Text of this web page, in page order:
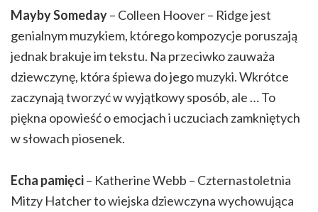
Mayby Someday– Colleen Hoover – Ridge jest
genialnym muzykiem, którego kompozycje poruszają
jednak brakuje im tekstu. Na przeciwko zauważa
dziewczynę, która śpiewa do jego muzyki. Wkrótce
zaczynają tworzyć w wyjątkowy sposób, ale … To
piękna opowieść o emocjach i uczuciach zamkniętych
w słowach piosenek.
Echa pamięci– Katherine Webb – Czternastoletnia
Mitzy Hatcher to wiejska dziewczyna wychowująca